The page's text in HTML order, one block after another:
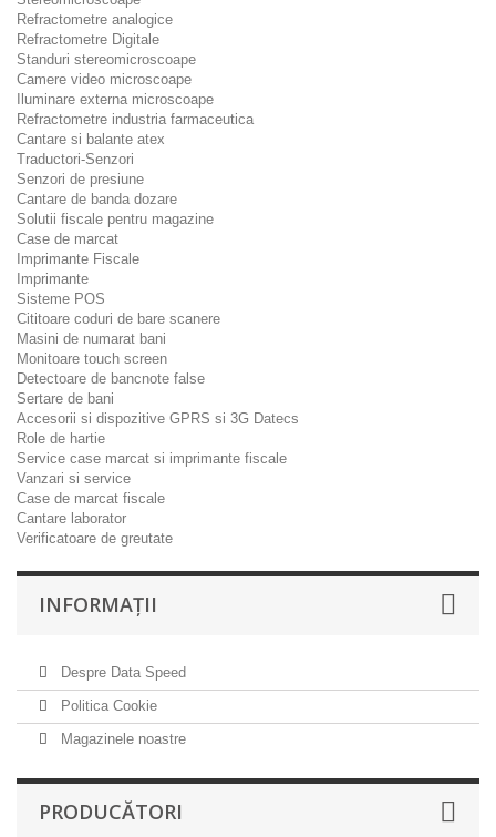
Refractometre analogice
Refractometre Digitale
Standuri stereomicroscoape
Camere video microscoape
Iluminare externa microscoape
Refractometre industria farmaceutica
Cantare si balante atex
Traductori-Senzori
Senzori de presiune
Cantare de banda dozare
Solutii fiscale pentru magazine
Case de marcat
Imprimante Fiscale
Imprimante
Sisteme POS
Cititoare coduri de bare scanere
Masini de numarat bani
Monitoare touch screen
Detectoare de bancnote false
Sertare de bani
Accesorii si dispozitive GPRS si 3G Datecs
Role de hartie
Service case marcat si imprimante fiscale
Vanzari si service
Case de marcat fiscale
Cantare laborator
Verificatoare de greutate
INFORMAŢII
Despre Data Speed
Politica Cookie
Magazinele noastre
PRODUCĂTORI